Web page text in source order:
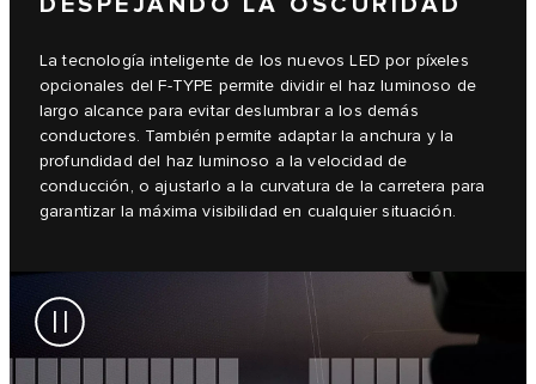
La tecnología inteligente de los nuevos LED por píxeles
opcionales del F-TYPE permite dividir el haz luminoso de
largo alcance para evitar deslumbrar a los demás
conductores. También permite adaptar la anchura y la
profundidad del haz luminoso a la velocidad de
conducción, o ajustarlo a la curvatura de la carretera para
garantizar la máxima visibilidad en cualquier situación.